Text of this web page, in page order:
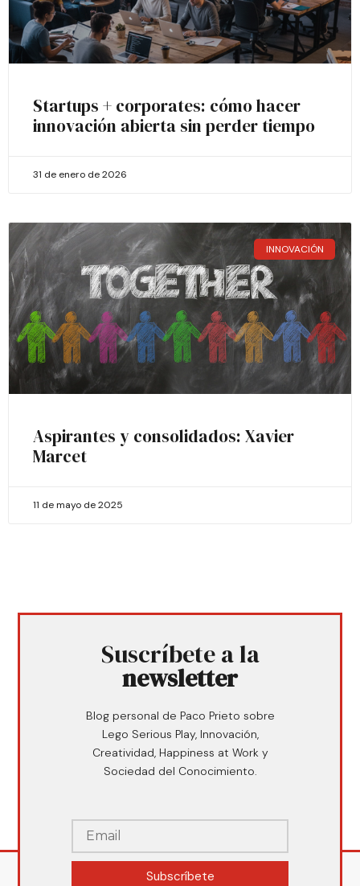
Startups + corporates: cómo hacer
innovación abierta sin perder tiempo
31 de enero de 2026
INNOVACIÓN
Aspirantes y consolidados: Xavier
Marcet
11 de mayo de 2025
Suscríbete a la
newsletter
Blog personal de Paco Prieto sobre
Lego Serious Play, Innovación,
Creatividad, Happiness at Work y
Sociedad del Conocimiento.
Subscríbete